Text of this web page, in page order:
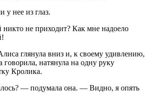
у нее из глаз.
не приходит? Как мне надоело
глянула вниз и, к своему удивлению,
говорила, натянула на одну руку
Кролика.
— подумала она. — Видно, я опять